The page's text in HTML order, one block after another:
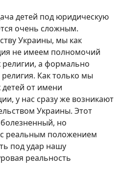
детей под юридическую
очень сложным.
Украины, мы как
не имеем полномочий
религии, а формально
Как только мы
от имени
у нас сразу же возникают
Украины. Этот
но
реальным положением
под удар нашу
реальность